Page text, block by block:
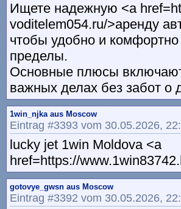
Ищете надежную <a
voditelem054.ru/>аренду
чтобы удобно и комфортно
пределы.
Основные плюсы
важных делах без забот о
1win_njka aus Moscow
Eintrag #3393 vom 30.05.2026,
lucky jet 1win Moldova <a
href=https://
gotovye_gwsn aus Moscow
Eintrag #3392 vom 30.05.2026,